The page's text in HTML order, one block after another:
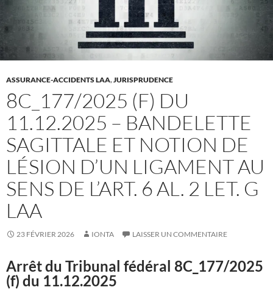
ASSURANCE-ACCIDENTS LAA,JURISPRUDENCE
8C_177/2025 (F) DU
11.12.2025 – BANDELETTE
SAGITTALE ET NOTION DE
LÉSION D’UN LIGAMENT AU
SENS DE L’ART. 6 AL. 2 LET. G
LAA
23 FÉVRIER 2026 IONTA LAISSER UN COMMENTAIRE
Arrêt du Tribunal fédéral 8C_177/2025
(f) du 11.12.2025